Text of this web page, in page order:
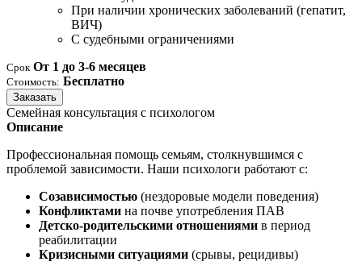
При наличии хронических заболеваний (гепатит,
ВИЧ)
С судебными ограничениями
Срок От 1 до 3-6 месяцев
Стоимость: Бесплатно
Заказать
Семейная консультация с психологом
Описание
Профессиональная помощь семьям, столкнувшимся с
проблемой зависимости. Наши психологи работают с:
Созависимостью (нездоровые модели поведения)
Конфликтами на почве употребления ПАВ
Детско-родительскими отношениями в период
реабилитации
Кризисными ситуациями (срывы, рецидивы)